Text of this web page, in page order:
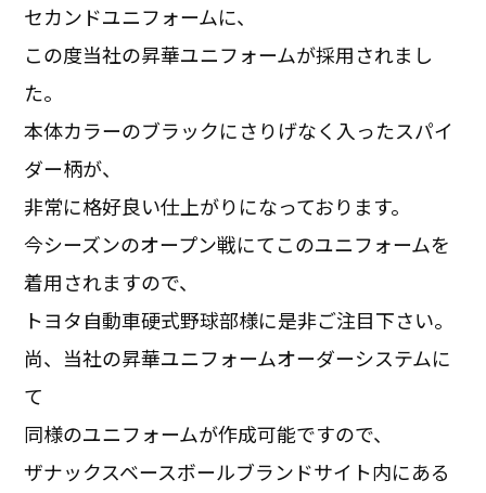
セカンドユニフォームに、
この度当社の昇華ユニフォームが採用されまし
た。
本体カラーのブラックにさりげなく入ったスパイ
ダー柄が、
非常に格好良い仕上がりになっております。
今シーズンのオープン戦にてこのユニフォームを
着用されますので、
トヨタ自動車硬式野球部様に是非ご注目下さい。
尚、当社の昇華ユニフォームオーダーシステムに
て
同様のユニフォームが作成可能ですので、
ザナックスベースボールブランドサイト内にある